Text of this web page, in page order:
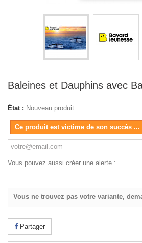
Baleines et Dauphins avec
État : Nouveau produit
Ce produit est victime de son succès ...
Vous pouvez aussi créer une alerte :
Vous ne trouvez pas votre variante,
Partager